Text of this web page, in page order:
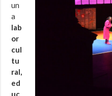
un
a
lab
or
cul
tu
ral,
ed